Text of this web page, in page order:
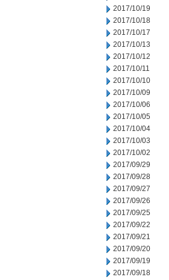
2017/10/19
2017/10/18
2017/10/17
2017/10/13
2017/10/12
2017/10/11
2017/10/10
2017/10/09
2017/10/06
2017/10/05
2017/10/04
2017/10/03
2017/10/02
2017/09/29
2017/09/28
2017/09/27
2017/09/26
2017/09/25
2017/09/22
2017/09/21
2017/09/20
2017/09/19
2017/09/18